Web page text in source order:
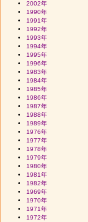
2002年
1990年
1991年
1992年
1993年
1994年
1995年
1996年
1983年
1984年
1985年
1986年
1987年
1988年
1989年
1976年
1977年
1978年
1979年
1980年
1981年
1982年
1969年
1970年
1971年
1972年